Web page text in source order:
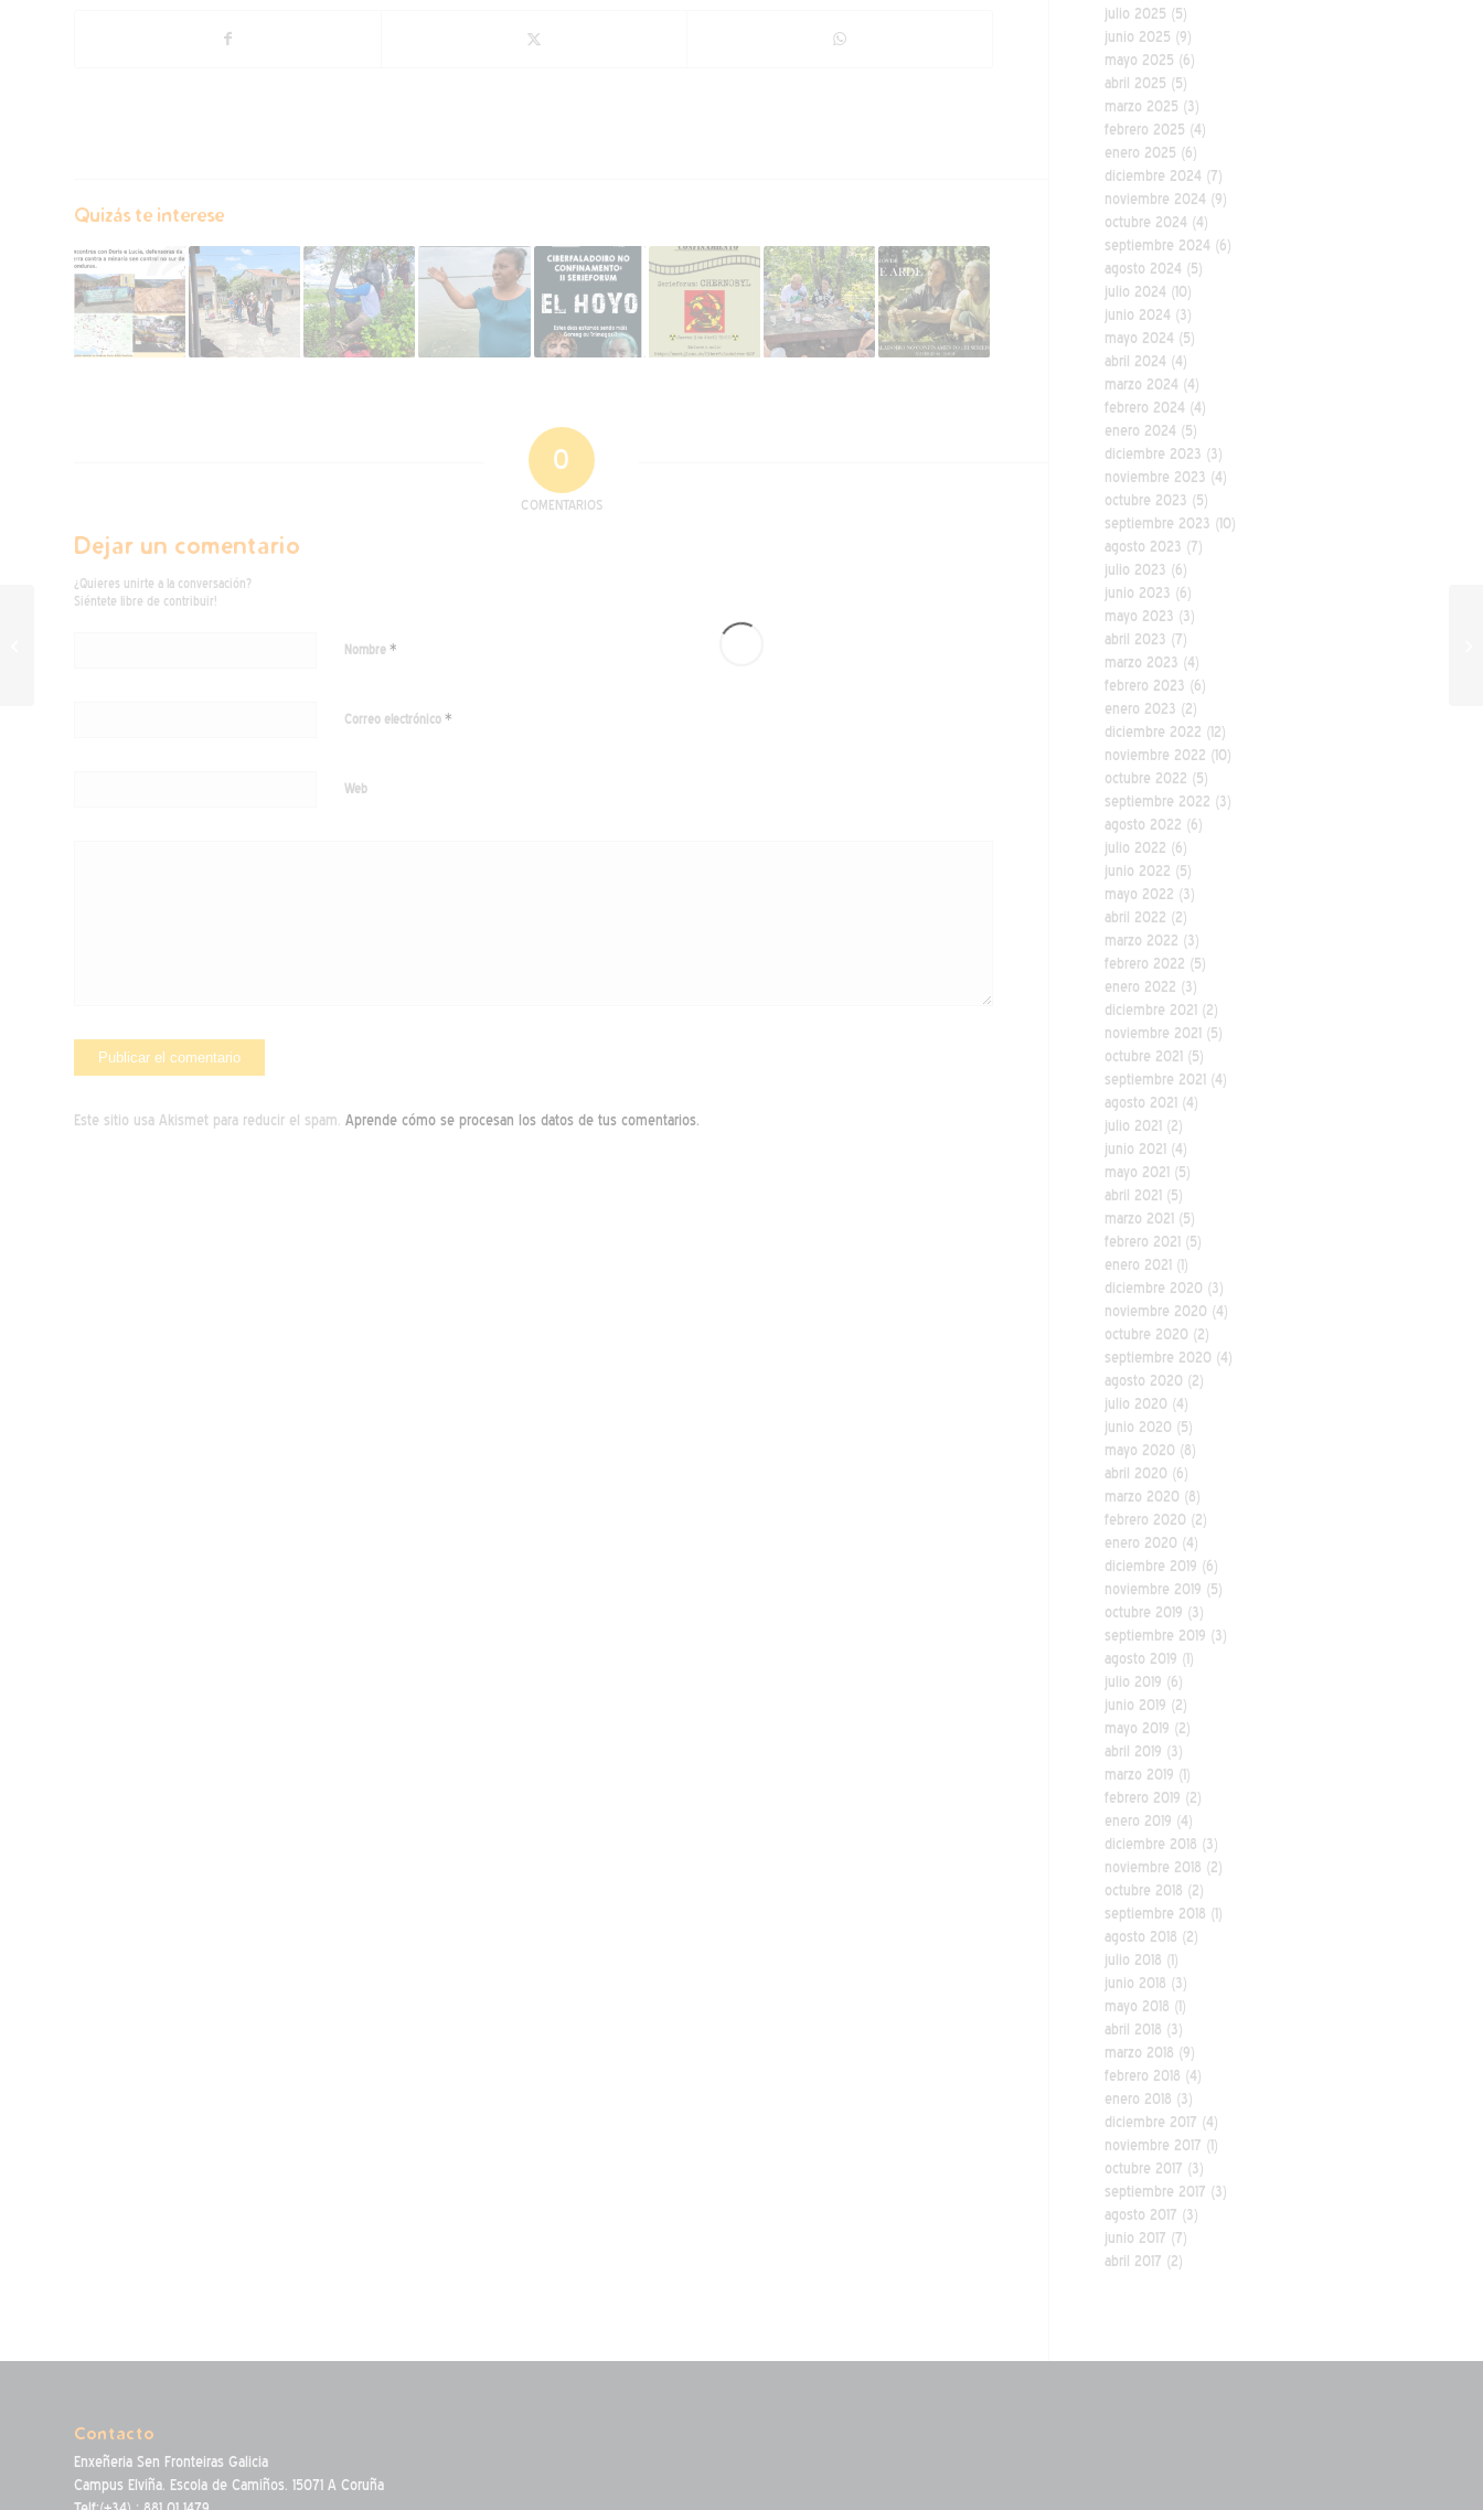
Quizás te interese
0
COMENTARIOS
Dejar un comentario
¿Quieres unirte a la conversación?
Siéntete libre de contribuir!
Nombre *
Correo electrónico *
Web
Este sitio usa Akismet para reducir el spam. Aprende cómo se procesan los datos de tus comentarios.
julio 2025 (5)
junio 2025 (9)
mayo 2025 (6)
abril 2025 (5)
marzo 2025 (3)
febrero 2025 (4)
enero 2025 (6)
diciembre 2024 (7)
noviembre 2024 (9)
octubre 2024 (4)
septiembre 2024 (6)
agosto 2024 (5)
julio 2024 (10)
junio 2024 (3)
mayo 2024 (5)
abril 2024 (4)
marzo 2024 (4)
febrero 2024 (4)
enero 2024 (5)
diciembre 2023 (3)
noviembre 2023 (4)
octubre 2023 (5)
septiembre 2023 (10)
agosto 2023 (7)
julio 2023 (6)
junio 2023 (6)
mayo 2023 (3)
abril 2023 (7)
marzo 2023 (4)
febrero 2023 (6)
enero 2023 (2)
diciembre 2022 (12)
noviembre 2022 (10)
octubre 2022 (5)
septiembre 2022 (3)
agosto 2022 (6)
julio 2022 (6)
junio 2022 (5)
mayo 2022 (3)
abril 2022 (2)
marzo 2022 (3)
febrero 2022 (5)
enero 2022 (3)
diciembre 2021 (2)
noviembre 2021 (5)
octubre 2021 (5)
septiembre 2021 (4)
agosto 2021 (4)
julio 2021 (2)
junio 2021 (4)
mayo 2021 (5)
abril 2021 (5)
marzo 2021 (5)
febrero 2021 (5)
enero 2021 (1)
diciembre 2020 (3)
noviembre 2020 (4)
octubre 2020 (2)
septiembre 2020 (4)
agosto 2020 (2)
julio 2020 (4)
junio 2020 (5)
mayo 2020 (8)
abril 2020 (6)
marzo 2020 (8)
febrero 2020 (2)
enero 2020 (4)
diciembre 2019 (6)
noviembre 2019 (5)
octubre 2019 (3)
septiembre 2019 (3)
agosto 2019 (1)
julio 2019 (6)
junio 2019 (2)
mayo 2019 (2)
abril 2019 (3)
marzo 2019 (1)
febrero 2019 (2)
enero 2019 (4)
diciembre 2018 (3)
noviembre 2018 (2)
octubre 2018 (2)
septiembre 2018 (1)
agosto 2018 (2)
julio 2018 (1)
junio 2018 (3)
mayo 2018 (1)
abril 2018 (3)
marzo 2018 (9)
febrero 2018 (4)
enero 2018 (3)
diciembre 2017 (4)
noviembre 2017 (1)
octubre 2017 (3)
septiembre 2017 (3)
agosto 2017 (3)
junio 2017 (7)
abril 2017 (2)
Contacto
Enxeñeria Sen Fronteiras Galicia
Campus Elviña. Escola de Camiños. 15071 A Coruña